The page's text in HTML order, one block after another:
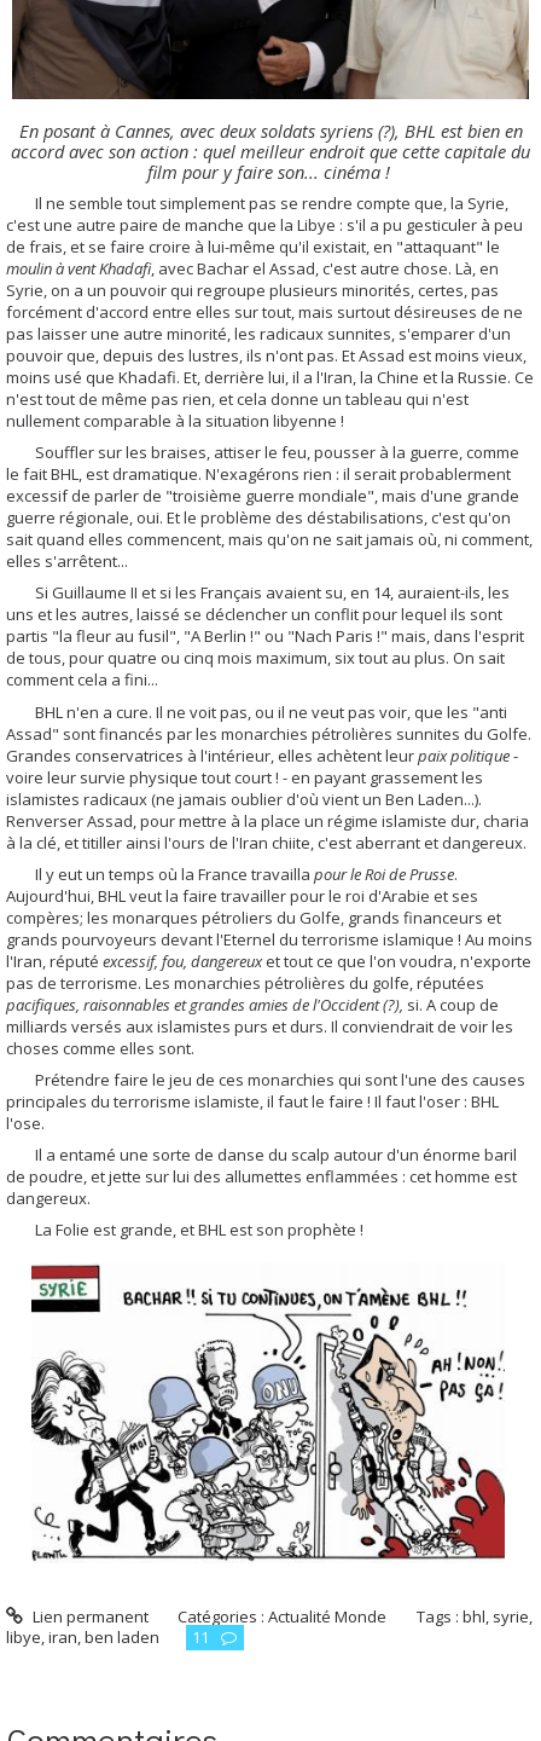
En posant à Cannes, avec deux soldats syriens (?), BHL est bien en
accord avec son action : quel meilleur endroit que cette capitale du
film pour y faire son... cinéma !
Il ne semble tout simplement pas se rendre compte que, la Syrie,
c'est une autre paire de manche que la Libye : s'il a pu gesticuler à peu
de frais, et se faire croire à lui-même qu'il existait, en "attaquant" le
moulin à vent Khadafi, avec Bachar el Assad, c'est autre chose. Là, en
Syrie, on a un pouvoir qui regroupe plusieurs minorités, certes, pas
forcément d'accord entre elles sur tout, mais surtout désireuses de ne
pas laisser une autre minorité, les radicaux sunnites, s'emparer d'un
pouvoir que, depuis des lustres, ils n'ont pas. Et Assad est moins vieux,
moins usé que Khadafi. Et, derrière lui, il a l'Iran, la Chine et la Russie. Ce
n'est tout de même pas rien, et cela donne un tableau qui n'est
nullement comparable à la situation libyenne !
Souffler sur les braises, attiser le feu, pousser à la guerre, comme
le fait BHL, est dramatique. N'exagérons rien : il serait probablerment
excessif de parler de "troisième guerre mondiale", mais d'une grande
guerre régionale, oui. Et le problème des déstabilisations, c'est qu'on
sait quand elles commencent, mais qu'on ne sait jamais où, ni comment,
elles s'arrêtent...
Si Guillaume II et si les Français avaient su, en 14, auraient-ils, les
uns et les autres, laissé se déclencher un conflit pour lequel ils sont
partis "la fleur au fusil", "A Berlin !" ou "Nach Paris !" mais, dans l'esprit
de tous, pour quatre ou cinq mois maximum, six tout au plus. On sait
comment cela a fini...
BHL n'en a cure. Il ne voit pas, ou il ne veut pas voir, que les "anti
Assad" sont financés par les monarchies pétrolières sunnites du Golfe.
Grandes conservatrices à l'intérieur, elles achètent leurpaix politique-
voire leur survie physique tout court ! - en payant grassement les
islamistes radicaux (ne jamais oublier d'où vient un Ben Laden...).
Renverser Assad, pour mettre à la place un régime islamiste dur, charia
à la clé, et titiller ainsi l'ours de l'Iran chiite, c'est aberrant et dangereux.
Il y eut un temps où la France travailla pour le Roi de Prusse.
Aujourd'hui, BHL veut la faire travailler pour le roi d'Arabie et ses
compères; les monarques pétroliers du Golfe, grands financeurs et
grands pourvoyeurs devant l'Eternel du terrorisme islamique ! Au moins
l'Iran, réputé excessif, fou, dangereuxet tout ce que l'on voudra, n'exporte
pas de terrorisme. Les monarchies pétrolières du golfe, réputées
pacifiques, raisonnables et grandes amies de l'Occident (?), si. A coup de
milliards versés aux islamistes purs et durs. Il conviendrait de voir les
choses comme elles sont.
Prétendre faire le jeu de ces monarchies qui sont l'une des causes
principales du terrorisme islamiste, il faut le faire ! Il faut l'oser : BHL
l'ose.
Il a entamé une sorte de danse du scalp autour d'un énorme baril
de poudre, et jette sur lui des allumettes enflammées : cet homme est
dangereux.
La Folie est grande, et BHL est son prophète !
Lien permanent Catégories :Actualité Monde Tags :bhl, syrie,
libye,iran,ben laden 11